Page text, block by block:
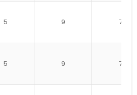
5 9 7
5 9 7